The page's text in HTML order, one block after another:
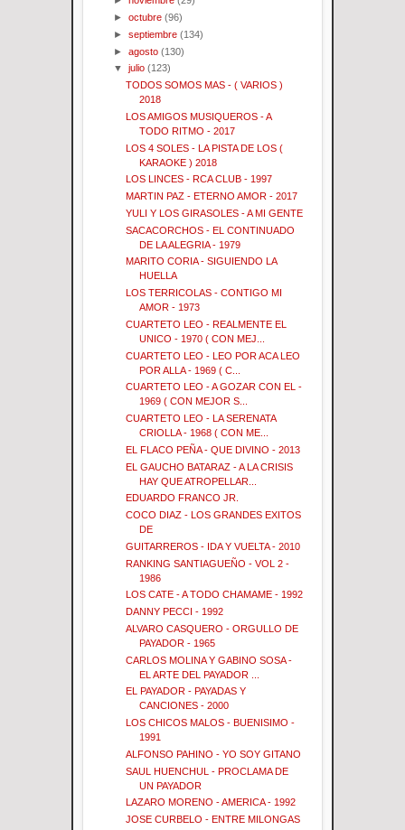
►octubre (96)
►septiembre (134)
►agosto (130)
▼julio (123)
TODOS SOMOS MAS - ( VARIOS )
2018
LOS AMIGOS MUSIQUEROS - A
TODO RITMO - 2017
LOS 4 SOLES - LA PISTA DE LOS (
KARAOKE ) 2018
LOS LINCES - RCA CLUB - 1997
MARTIN PAZ - ETERNO AMOR - 2017
YULI Y LOS GIRASOLES - A MI GENTE
SACACORCHOS - EL CONTINUADO
DE LA ALEGRIA - 1979
MARITO CORIA - SIGUIENDO LA
HUELLA
LOS TERRICOLAS - CONTIGO MI
AMOR - 1973
CUARTETO LEO - REALMENTE EL
UNICO - 1970 ( CON MEJ...
CUARTETO LEO - LEO POR ACA LEO
POR ALLA - 1969 ( C...
CUARTETO LEO - A GOZAR CON EL -
1969 ( CON MEJOR S...
CUARTETO LEO - LA SERENATA
CRIOLLA - 1968 ( CON ME...
EL FLACO PEÑA - QUE DIVINO - 2013
EL GAUCHO BATARAZ - A LA CRISIS
HAY QUE ATROPELLAR...
EDUARDO FRANCO JR.
COCO DIAZ - LOS GRANDES EXITOS
DE
GUITARREROS - IDA Y VUELTA - 2010
RANKING SANTIAGUEÑO - VOL 2 -
1986
LOS CATE - A TODO CHAMAME - 1992
DANNY PECCI - 1992
ALVARO CASQUERO - ORGULLO DE
PAYADOR - 1965
CARLOS MOLINA Y GABINO SOSA -
EL ARTE DEL PAYADOR ...
EL PAYADOR - PAYADAS Y
CANCIONES - 2000
LOS CHICOS MALOS - BUENISIMO -
1991
ALFONSO PAHINO - YO SOY GITANO
SAUL HUENCHUL - PROCLAMA DE
UN PAYADOR
LAZARO MORENO - AMERICA - 1992
JOSE CURBELO - ENTRE MILONGAS